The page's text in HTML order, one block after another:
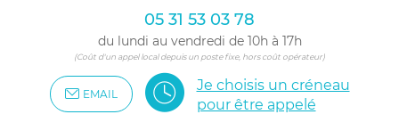
05 31 53 03 78
du lundi au vendredi de 10h à 17h
(Coût d'un appel local depuis un poste fixe, hors coût opérateur)
EMAIL
Je choisis un créneau
pour être appelé